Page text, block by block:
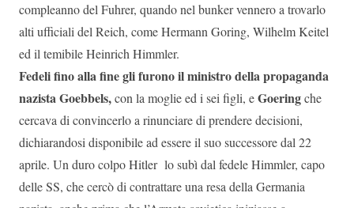
compleanno del Fuhrer, quando nel bunker vennero a trovarlo
alti ufficiali del Reich, come Hermann Goring, Wilhelm Keitel
ed il temibile Heinrich Himmler.
Fedeli fino alla fine gli furono il ministro della propaganda
nazista Goebbels,con la moglie ed i sei figli, eGoeringche
cercava di convincerlo a rinunciare di prendere decisioni,
dichiarandosi disponibile ad essere il suo successore dal 22
aprile. Un duro colpo Hitler lo subì dal fedele Himmler, capo
delle SS, che cercò di contrattare una resa della Germania